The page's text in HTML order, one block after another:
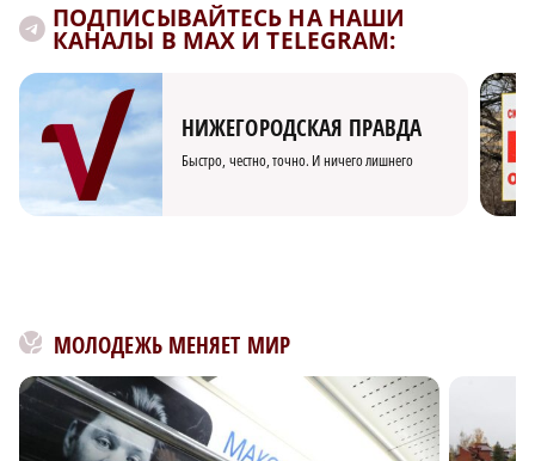
ПОДПИСЫВАЙТЕСЬ НА НАШИ
КАНАЛЫ В MAX И TELEGRAM:
НИЖЕГОРОДСКАЯ ПРАВДА
Быстро, честно, точно. И ничего лишнего
МОЛОДЕЖЬ МЕНЯЕТ МИР